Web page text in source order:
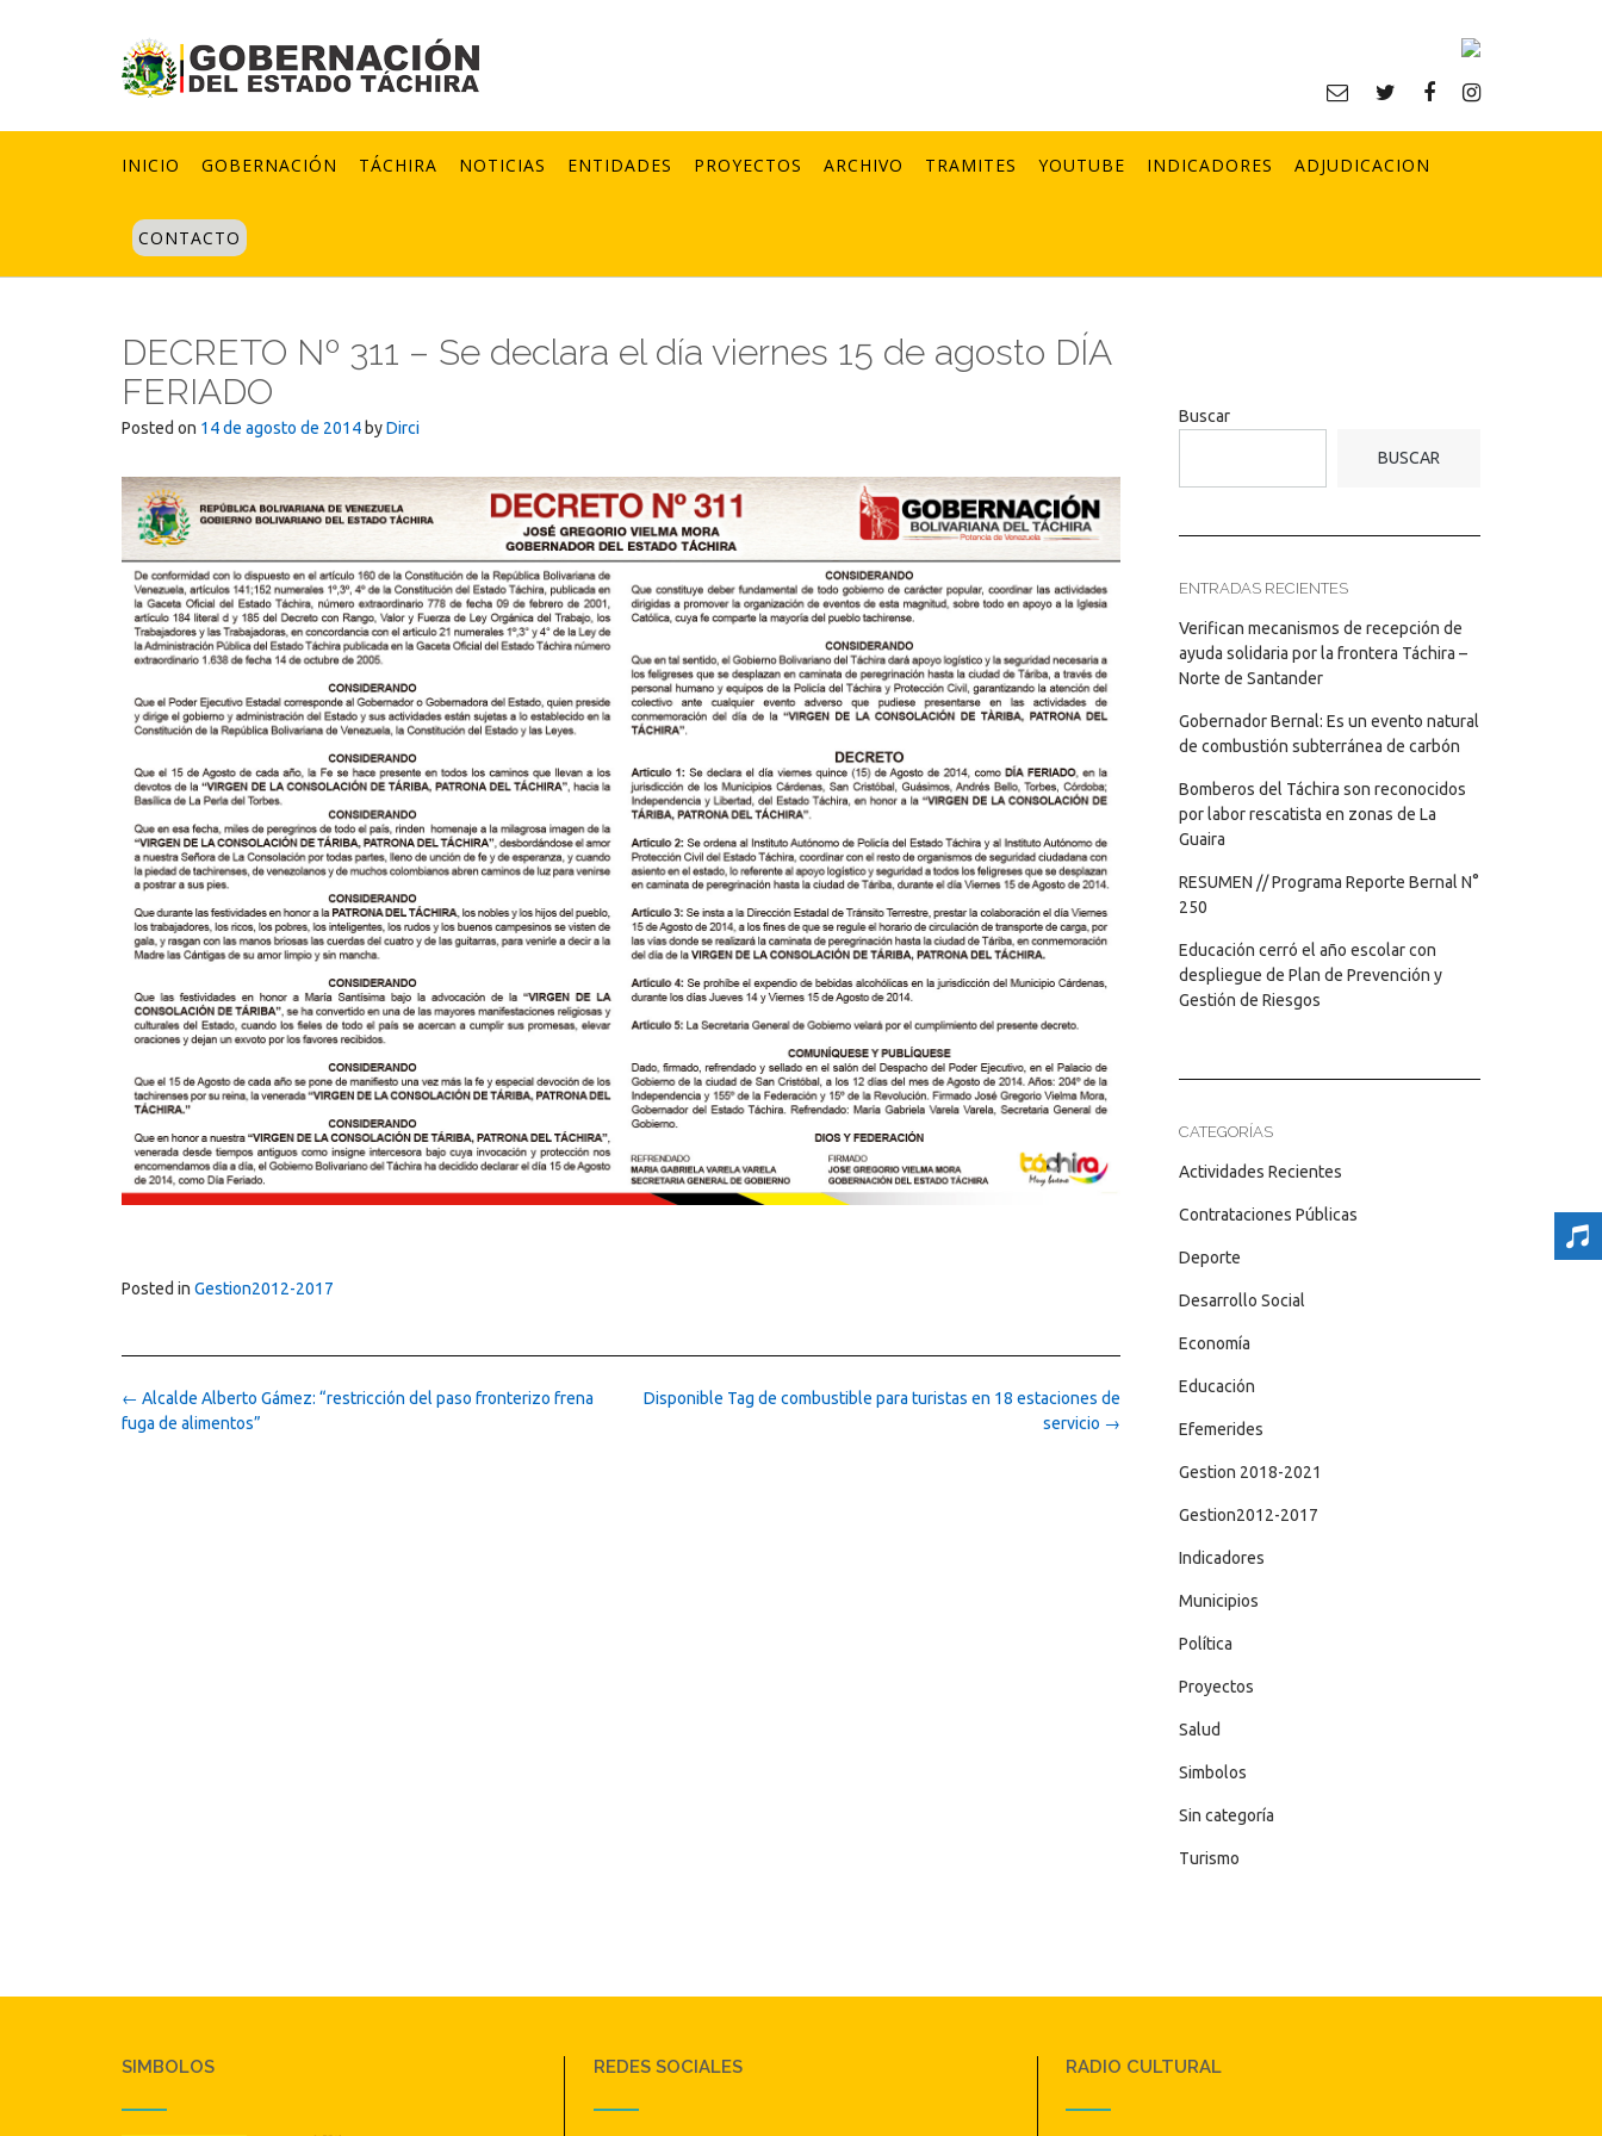
INICIO GOBERNACIÓN TÁCHIRA NOTICIAS ENTIDADES PROYECTOS ARCHIVO TRAMITES YOUTUBE INDICADORES ADJUDICACION
CONTACTO
DECRETO Nº 311 – Se declara el día viernes 15 de agosto DÍA
FERIADO
Posted on 14 de agosto de 2014 byDirci
Posted in Gestion2012-2017
Post
navigation
Disponible Tag de combustible para turistas en 18 estaciones de
servicio →
← Alcalde Alberto Gámez: “restricción del paso fronterizo frena
fuga de alimentos”
Buscar
BUSCAR
ENTRADAS RECIENTES
Verifican mecanismos de recepción de
ayuda solidaria por la frontera Táchira –
Norte de Santander
Gobernador Bernal: Es un evento natural
de combustión subterránea de carbón
Bomberos del Táchira son reconocidos
por labor rescatista en zonas de La
Guaira
RESUMEN // Programa Reporte Bernal N°
250
Educación cerró el año escolar con
despliegue de Plan de Prevención y
Gestión de Riesgos
CATEGORÍAS
Actividades Recientes
Contrataciones Públicas
Deporte
Desarrollo Social
Economía
Educación
Efemerides
Gestion 2018-2021
Gestion2012-2017
Indicadores
Municipios
Política
Proyectos
Salud
Simbolos
Sin categoría
Turismo
SIMBOLOS REDES SOCIALES RADIO CULTURAL